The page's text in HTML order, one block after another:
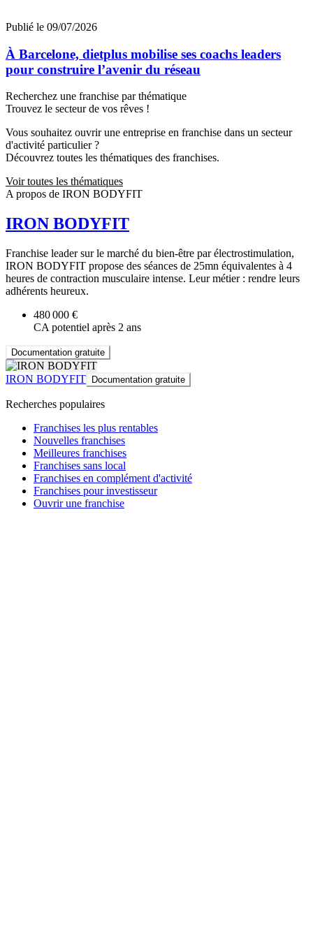
Publié le 09/07/2026
À Barcelone, dietplus mobilise ses coachs leaders
pour construire l’avenir du réseau
Recherchez une franchise par thématique
Trouvez le secteur de vos rêves !
Vous souhaitez ouvrir une entreprise en franchise dans un secteur
d'activité particulier ?
Découvrez toutes les thématiques des franchises.
Voir toutes les thématiques
A propos de IRON BODYFIT
IRON BODYFIT
Franchise leader sur le marché du bien-être par électrostimulation,
IRON BODYFIT propose des séances de 25mn équivalentes à 4
heures de contraction musculaire intense. Leur métier : rendre leurs
adhérents heureux.
480 000 €
CA potentiel après 2 ans
Documentation gratuite
IRON BODYFIT Documentation gratuite
Recherches populaires
Franchises les plus rentables
Nouvelles franchises
Meilleures franchises
Franchises sans local
Franchises en complément d'activité
Franchises pour investisseur
Ouvrir une franchise